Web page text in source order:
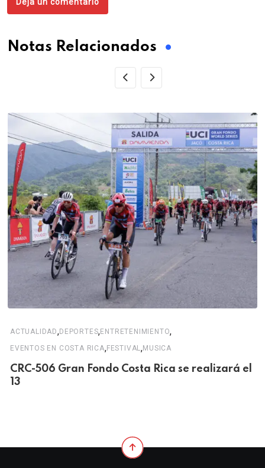
Notas Relacionados
ACTUALIDAD,DEPORTES,ENTRETENIMIENTO,
EVENTOS EN COSTA RICA,FESTIVAL,MUSICA
CRC-506 Gran Fondo Costa Rica se realizará el
13